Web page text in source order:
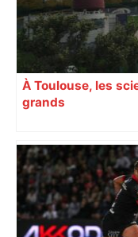
À Toulouse, les
grands